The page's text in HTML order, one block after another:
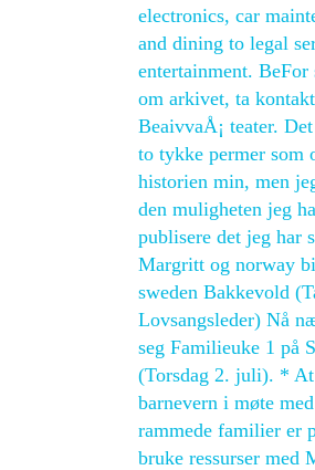
electronics, car
and dining to legal
entertainment. BeFor
om arkivet, ta
BeaivvaÅ¡ teater.
to tykke permer som
historien min, men
den muligheten jeg
publisere det jeg har
Margritt og norway
sweden Bakkevold
Lovsangsleder) Nå
seg Familieuke 1 på
(Torsdag 2. juli). * At
barnevern i møte
rammede familier er
bruke ressurser med